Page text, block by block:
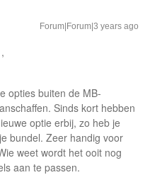
Forum|Forum|3 years ago
,
opties buiten de MB-
Sinds kort hebben
optie erbij, zo heb je
bundel. Zeer handig voor
weet wordt het ooit nog
aan te passen.